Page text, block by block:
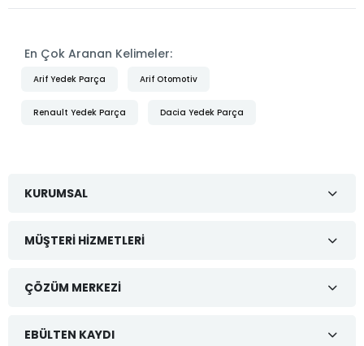
En Çok Aranan Kelimeler:
Arif Yedek Parça Arif Otomotiv
Renault Yedek Parça Dacia Yedek Parça
KURUMSAL
MÜŞTERI HIZMETLERI
ÇÖZÜM MERKEZI
EBÜLTEN KAYDI